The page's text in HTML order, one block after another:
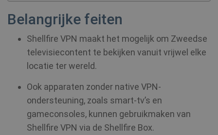
Belangrijke feiten
Shellfire VPN maakt het mogelijk om Zweedse
televisiecontent te bekijken vanuit vrijwel elke
locatie ter wereld.
Ook apparaten zonder native VPN-
ondersteuning, zoals smart-tv’s en
gameconsoles, kunnen gebruikmaken van
Shellfire VPN via de Shellfire Box.